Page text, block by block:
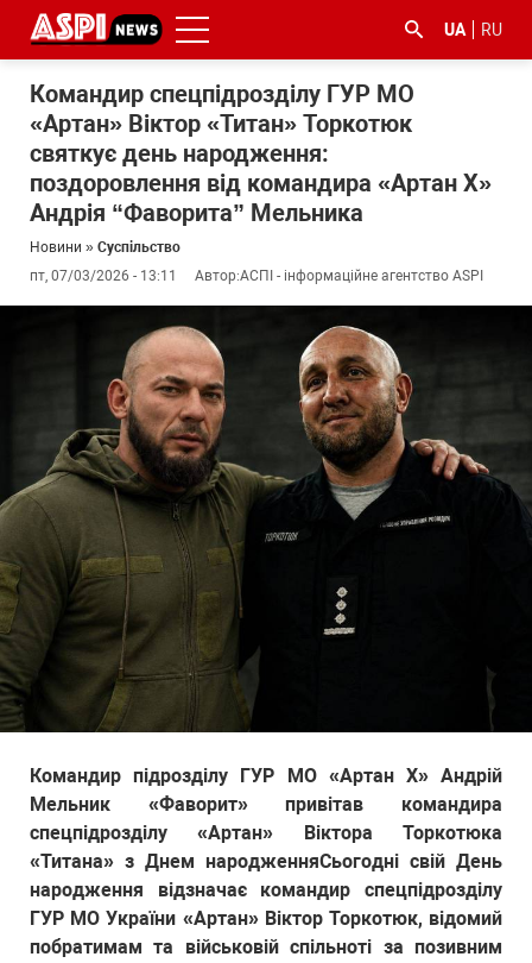
UA RU
Командир спецпідрозділу ГУР МО
«Артан» Віктор «Титан» Торкотюк
святкує день народження:
поздоровлення від командира «Артан Х»
Андрія “Фаворита” Мельника
Новини » Суспільство
пт, 07/03/2026 - 13:11
Автор:АСПІ - інформаційне агентство ASPI
Командир підрозділу ГУР МО «Артан Х» Андрій
Мельник «Фаворит» привітав командира
спецпідрозділу «Артан» Віктора Торкотюка
«Титана» з Днем народженняСьогодні свій День
народження відзначає командир спецпідрозділу
ГУР МО України «Артан» Віктор Торкотюк, відомий
побратимам та військовій спільноті за позивним
#ООС
#боротьба
#ДФС #Київ #коронавірус